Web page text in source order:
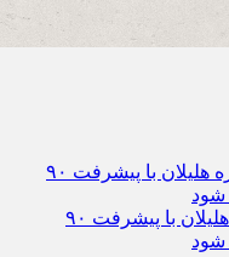
پروژه سازه سنگی و ملاتی کهره هلیلان با پیشرفت ۹۰
شود